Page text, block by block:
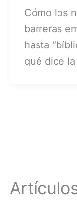
Cómo los
barreras
hasta
qué dice